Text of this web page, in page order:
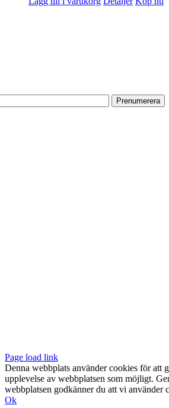
olika
Page load link
Denna webbplats använder cookies för att
upplevelse av webbplatsen som möjligt.
webbplatsen godkänner du att vi använder
Ok